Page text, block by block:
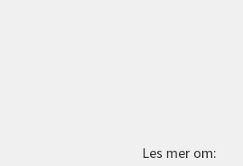
Les mer om: